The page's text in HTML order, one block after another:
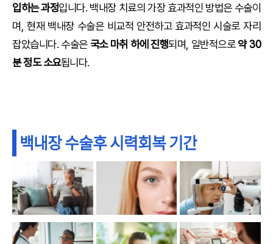
입하는 과정입니다. 백내장 치료의 가장 효과적인 방법은 수술이
며, 현재 백내장 수술은 비교적 안전하고 효과적인 시술로 자리
잡았습니다. 수술은국소 마취 하에 진행되며, 일반적으로약 30
분 정도 소요됩니다.
백내장 수술후 시력회복 기간